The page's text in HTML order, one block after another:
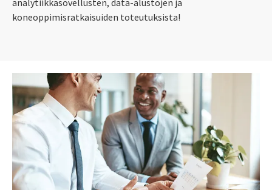
koneoppimisratkaisuiden toteutuksista!